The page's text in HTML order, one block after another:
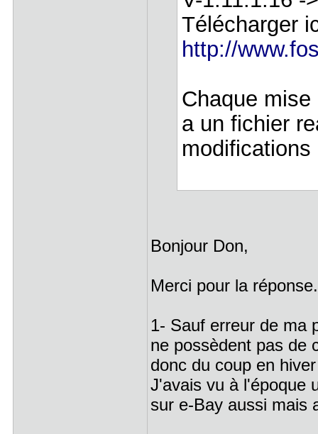
Télécharger
http://
Chaque
a un fichier
Bonjour Don,
Merci pour la réponse.
1- Sauf erreur de ma
ne possèdent pas de
donc du coup en
J'avais vu à l'époque
sur e-Bay aussi mais